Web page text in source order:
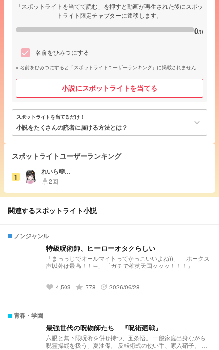
「スポットライトを当てて読む」を押すと動画が再生された後にスポッ
トライト限定チャプターに遷移します。
0/0
名前をひみつにする
名前をひみつにすると「スポットライトユーザーランキング」に掲載されません
小説にスポットライトを当てる
スポットライトを当てるだけ！
小説をたくさんの読者に届ける方法とは？ keyboard_arrow_down
スポットライトユーザーランキング
1
れいら🎼︎︎☁
🎧
highlight2回
関連するスポットライト小説
ノンジャンル
特級呪術師、ヒーローオタクらしい
「まっっじでオールマイトってかっこいいよね))」 「ホークス
声以外は最高！！⇽」 「ガチで雄英天国ッッッ！！！」
favorite 4,503 grade 778 update 2026/06/28
青春・学園
最強世代の呪物師たち 『呪術廻戦』
六眼と無下限呪術を併せ持つ、五条悟。 一般家庭出身ながら
呪霊操縦を扱う、夏油傑。 反転術式の使い手、家入硝子。 翠